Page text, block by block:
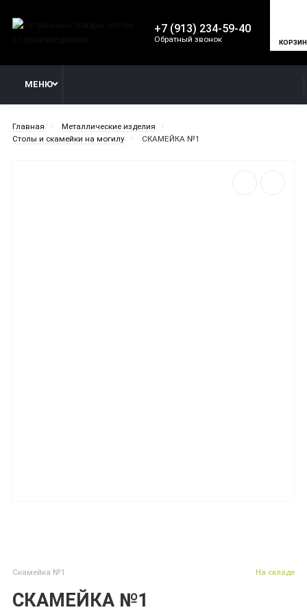
+7 (913) 234-59-40
Обратный звонок
МЕНЮ
Главная
Металлические изделия
Столы и скамейки на могилу
СКАМЕЙКА №1
Скамейка №1
СКАМЕЙКА №1
На складе